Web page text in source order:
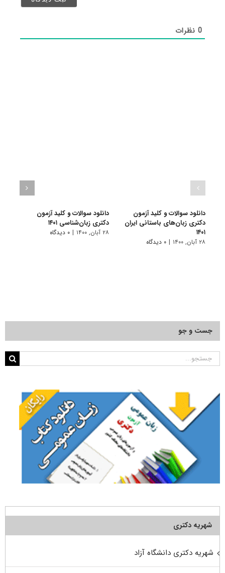
0نظرات
دانلود سوالات و کلید آزمون
دکتری زبان‌‌های باستانی ایران
۱۴۰۱
۲۸ آبان, ۱۴۰۰ | ۰ دیدگاه
دانلود سوالات و کلید آزمون
دکتری زبان‌شناسی ۱۴۰۱
۲۸ آبان, ۱۴۰۰ | ۰ دیدگاه
جست و جو
جستجو
شهریه دکتری
شهریه دکتری دانشگاه آزاد